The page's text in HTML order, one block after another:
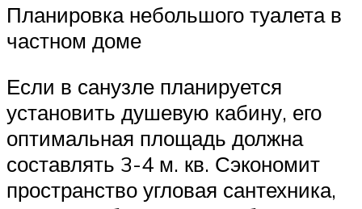
Планировка небольшого туалета в
частном доме
Если в санузле планируется
установить душевую кабину, его
оптимальная площадь должна
составлять 3-4 м. кв. Сэкономит
пространство угловая сантехника,